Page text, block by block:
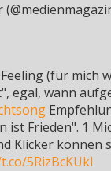
(für mich
egal, wann
ist Frieden". 1
Klicker können
5RizBcKUkI